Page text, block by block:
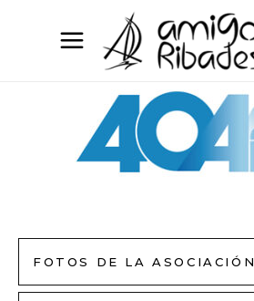
FOTOS DE LA ASOCIACIÓN